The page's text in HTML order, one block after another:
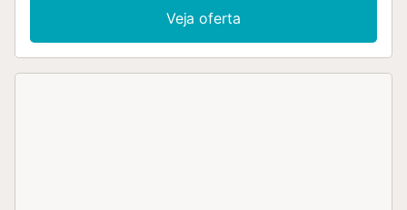
do grupo, apenas são disponibilizadas as villas e quartos
necessários, mantendo o resto das divisões fechadas e
não alugadas a outros hóspedes, garantindo assim
Veja oferta